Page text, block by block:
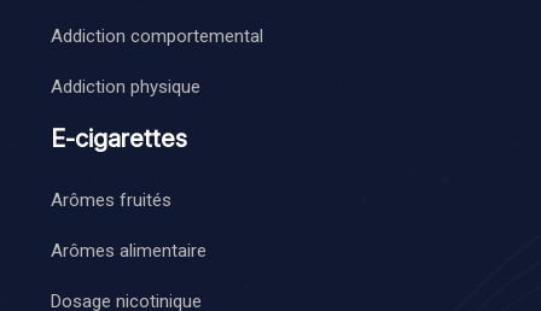
Addiction comportemental
Addiction physique
E-cigarettes
Arômes fruités
Arômes alimentaire
Dosage nicotinique